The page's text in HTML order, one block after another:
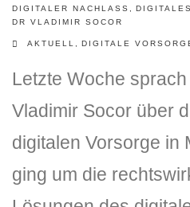
Internetsuche
Wie regeln Sie ihren digitalen
Digitaler Nachlass
DIGITALER NACHLASS
DR VLADIMIR SOCOR
AKTUELL DIGITALE
Letzte Woche
Vladimir Socor über
digitalen Vorsorge in
ging um die